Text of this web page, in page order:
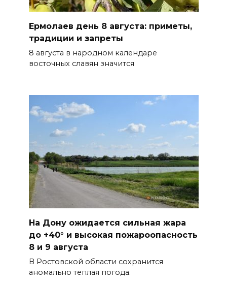
Ермолаев день 8 августа: приметы,
традиции и запреты
8 августа в народном календаре
восточных славян значится
На Дону ожидается сильная жара
до +40° и высокая пожароопасность
8 и 9 августа
В Ростовской области сохранится
аномально теплая погода.